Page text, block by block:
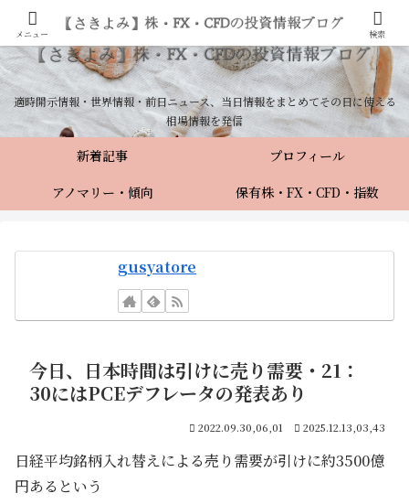
適時開示情報・世界情報・前日ニュース、当日情報をまとめてその日に使える
相場情報を発信
新着記事
プロフィール
アノマリー・傾向
保有株・FX・CFD・指数
gusyatore
今日、日本時間は引けに売り需要・21：
30にはPCEデフレータの発表あり
2022.09.30,06,01 2025.12.13,03,43
日経平均銘柄入れ替えによる売り需要が引けに約3500億
円あるという
メニュー 検索